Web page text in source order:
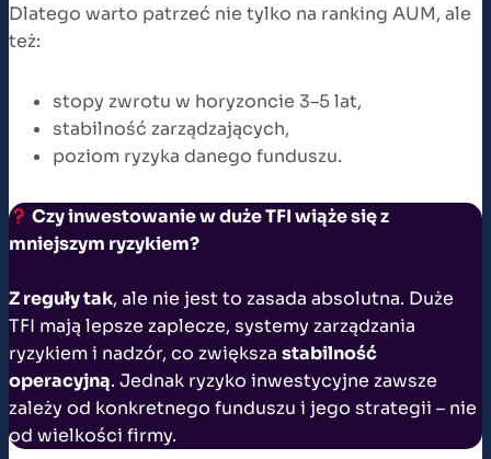
Dlatego warto patrzeć nie tylko na ranking AUM, ale
też:
stopy zwrotu w horyzoncie 3–5 lat,
stabilność zarządzających,
poziom ryzyka danego funduszu.
Czy inwestowanie w duże TFI wiąże się z
mniejszym ryzykiem?
Z reguły tak, ale nie jest to zasada absolutna. Duże
TFI mają lepsze zaplecze, systemy zarządzania
ryzykiem i nadzór, co zwiększa stabilność
operacyjną. Jednak ryzyko inwestycyjne zawsze
zależy od konkretnego funduszu i jego strategii – nie
od wielkości firmy.